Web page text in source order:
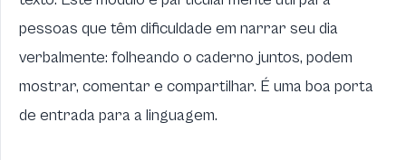
pessoas que têm dificuldade em narrar seu dia
verbalmente: folheando o caderno juntos, podem
mostrar, comentar e compartilhar. É uma boa porta
de entrada para a linguagem.